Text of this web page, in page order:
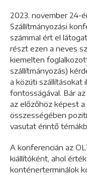
2023. november 24-
Szállítmányozási
számmal ért el
részt ezen a neves
kiemelten
szállítmányozás)
a közúti szállításokat
fontosságával. Bár
az előzőhöz képest a
összességében
vasutat érintő
A konferencián az
kiállítóként, ahol
konténerterminálok